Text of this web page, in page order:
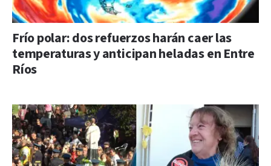
Frío polar: dos refuerzos harán caer las
temperaturas y anticipan heladas en Entre
Ríos